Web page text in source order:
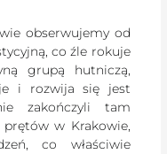
obserwujemy od
co źle rokuje
grupą hutniczą,
i rozwija się jest
zakończyli tam
w Krakowie,
co właściwie